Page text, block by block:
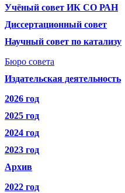
Учёный совет ИК СО РАН
Диссертационный совет
Научный совет по катализу
Бюро совета
Издательская деятельность
2026 год
2025 год
2024 год
2023 год
Архив
2022 год